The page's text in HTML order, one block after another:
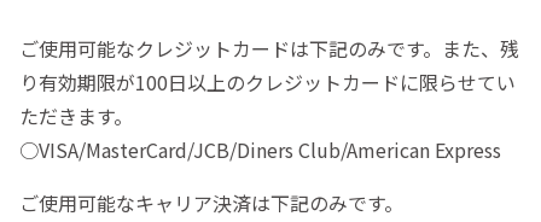
ご使用可能なクレジットカードは下記のみです。また、残
り有効期限が100日以上のクレジットカードに限らせてい
ただきます。
○VISA/MasterCard/JCB/Diners Club/American Express
ご使用可能なキャリア決済は下記のみです。